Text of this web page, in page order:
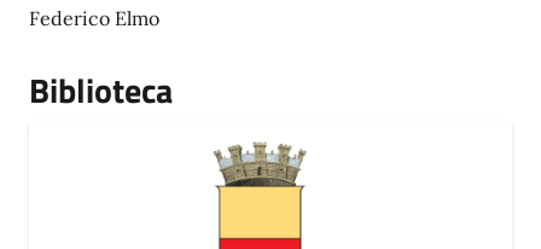
Federico Elmo
Biblioteca